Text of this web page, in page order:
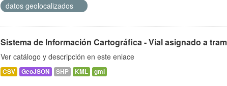
datos geolocalizados
Sistema de Información Cartográfica - Vial asignado a
Ver catálogo y descripción en este enlace
CSV GeoJSON SHP KML gml